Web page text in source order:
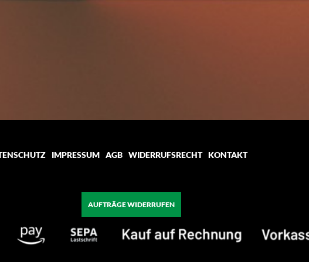
IMPRESSUM AGB WIDERRUFSRECHT KONTAKT
AUFTRÄGE WIDERRUFEN